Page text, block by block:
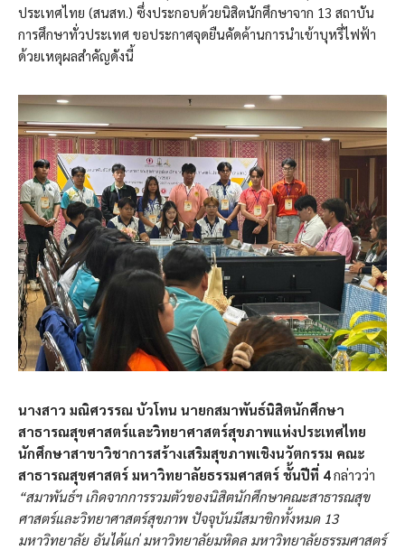
ประเทศไทย (สนสท.) ซึ่งประกอบด้วยนิสิตนักศึกษาจาก 13 สถาบัน
การศึกษาทั่วประเทศ ขอประกาศจุดยืนคัดค้านการนำเข้าบุหรี่ไฟฟ้า
ด้วยเหตุผลสำคัญดังนี้
นางสาว มณิศวรรณ บัวโทน นายกสมาพันธ์นิสิตนักศึกษา
สาธารณสุขศาสตร์และวิทยาศาสตร์สุขภาพแห่งประเทศไทย
นักศึกษาสาขาวิชาการสร้างเสริมสุขภาพเชิงนวัตกรรม คณะ
สาธารณสุขศาสตร์ มหาวิทยาลัยธรรมศาสตร์ ชั้นปีที่ 4กล่าวว่า
“สมาพันธ์ฯ เกิดจากการรวมตัวของนิสิตนักศึกษาคณะสาธารณสุข
ศาสตร์และวิทยาศาสตร์สุขภาพ ปัจจุบันมีสมาชิกทั้งหมด 13
มหาวิทยาลัย อันได้แก่ มหาวิทยาลัยมหิดล มหาวิทยาลัยธรรมศาสตร์